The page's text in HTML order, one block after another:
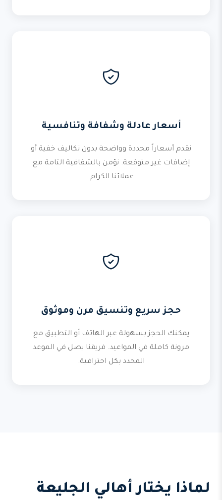
أسعار عادلة وشفافة وتنافسية
نقدم أسعاراً محددة وواضحة بدون تكاليف خفية أو
إضافات غير متوقعة. نؤمن بالشفافية التامة مع
عملائنا الكرام.
حجز سريع وتنسيق مرن وموثوق
يمكنك الحجز بسهولة عبر الهاتف أو التطبيق مع
مرونة كاملة في المواعيد. فريقنا يصل في الموعد
المحدد بكل احترافية.
لماذا يختار أهالي الجليعة